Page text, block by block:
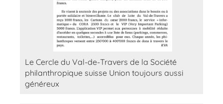
Le Cercle du Val-de-Travers de la Société
philanthropique suisse Union toujours aussi
généreux